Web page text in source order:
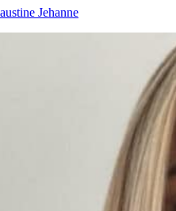
Jehanne